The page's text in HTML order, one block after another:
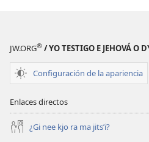
JW.ORG®/ YO TESTIGO E JEHOVÁ O
Configuración de la apariencia
Enlaces directos
¿Gi nee kjo ra ma jitsʼi?